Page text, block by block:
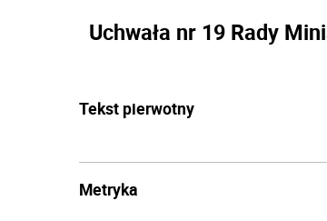
Uchwała nr 19 Rady
Tekst pierwotny
Metryka